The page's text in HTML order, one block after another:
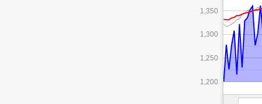
1,200
1,250
1,300
1,350